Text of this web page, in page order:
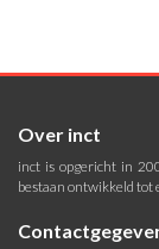
Over inct
inct is opgericht in
bestaan ontwikkeld tot